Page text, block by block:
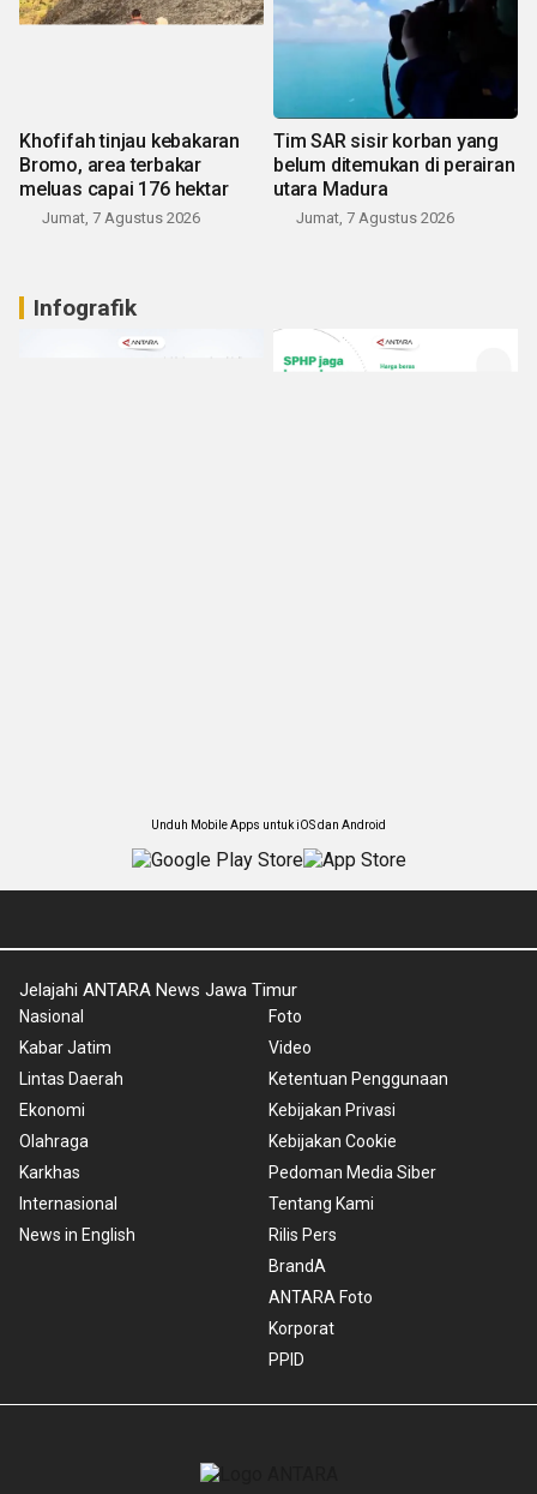
Khofifah tinjau kebakaran
Bromo, area terbakar
meluas capai 176 hektar
Jumat, 7 Agustus 2026
Tim SAR sisir korban yang
belum ditemukan di perairan
utara Madura
Jumat, 7 Agustus 2026
Infografik
Unduh Mobile Apps untuk iOS dan Android
Jelajahi ANTARA News Jawa Timur
Nasional
Kabar Jatim
Lintas Daerah
Ekonomi
Olahraga
Karkhas
Internasional
News in English
Foto
Video
Ketentuan Penggunaan
Kebijakan Privasi
Kebijakan Cookie
Pedoman Media Siber
Tentang Kami
Rilis Pers
BrandA
ANTARA Foto
Korporat
PPID